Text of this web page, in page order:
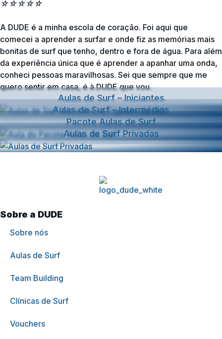
☆☆☆☆☆
A DUDE é a minha escola de coração. Foi aqui que
comecei a aprender a surfar e onde fiz as memórias mais
bonitas de surf que tenho, dentro e fora de água. Para além
da experiência única que é aprender a apanhar uma onda,
conheci pessoas maravilhosas. Sei que sempre que me
quero sentir em casa, é à DUDE que vou.
Aulas de Surf – Iniciantes
Aulas de Surf – Intermédios
Pacote Aulas de Surf
Aulas de Surf Privadas
Sobre a DUDE
Sobre nós
Aulas de Surf
Team Building
Clínicas de Surf
Vouchers